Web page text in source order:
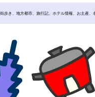
歩き、地方都市、旅行記、ホテル情報、お土産、